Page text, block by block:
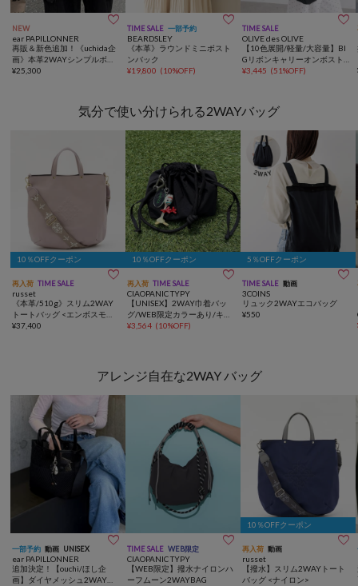
NEW 
ear PAPILLONNER
再販＆新色追加！《uchida企
画》本革2WAYシンプルボス
トンバッグ
¥25,300
TIME SALE 一部予約 
BEARDSLEY
《本革》ラウンドミニボスト
ンバック
¥19,800 (10%OFF)
TIME SALE 
OLIVE des OLIVE
【10色展開/軽量/大容量】BI
Gリボンキャリーオンボスト
ンバッグ
¥3,445 (51%OFF)
気分で使い分けられる2WAYバッグ
10％OFFクーポン
再入荷 TIME SALE 
russet
《本革/510g》スリム2WAY
トートバッグ <エンボスモノ
グラム>
¥37,400
10％OFFクーポン
再入荷 TIME SALE 
CIAOPANIC TYPY
【UNISEX】2WAY巾着バッ
グ/WEB限定カラーあり/キー
ホルダー付き
¥3,564 (10%OFF)
5％OFFクーポン
TIME SALE 動画 
3COINS
リュック2WAYエコバッグ
¥550
アレンジ自在な2WAY バッグ
一部予約 動画 UNISEX 
ear PAPILLONNER
追加決定！【ouchi/ほし企
画】ダイヤメッシュ2WAYト
TIME SALE WEB限定 
CIAOPANIC TYPY
【WEB限定】撥水ナイロンハ
ーフムーン2WAYBAG
10％OFFクーポン
再入荷 動画 
russet
【撥水】スリム2WAYトート
バッグ <ナイロン>